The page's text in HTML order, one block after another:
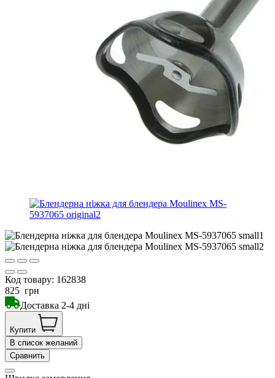
Код товару: 162838
825 грн
Доставка 2-4 дні
Купити
В список желаний
Сравнить